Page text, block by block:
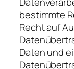
bestimmte
Recht auf
Daten und